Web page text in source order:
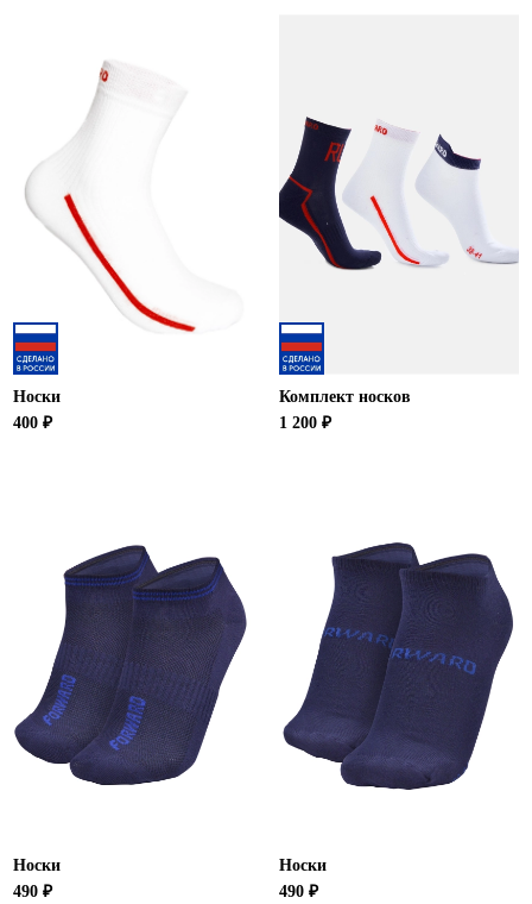
Омская область (5)
Республика Башкортостан (3)
Республика Крым (1)
Республика Татарстан (2)
Ростовская область (2)
Самарская область (1)
Санкт-Петербург и ЛО (3)
Саратовская область (1)
Свердловская область (5)
Северная Осетия (2)
Смоленская область (1)
Ставропольский край (5)
Томская область (1)
Челябинская область (2)
Ямало-Ненецкий автономный округ (1)
Ярославская область (1)
Носки
400 ₽
Комплект носков
1 200 ₽
Носки
490 ₽
Носки
490 ₽